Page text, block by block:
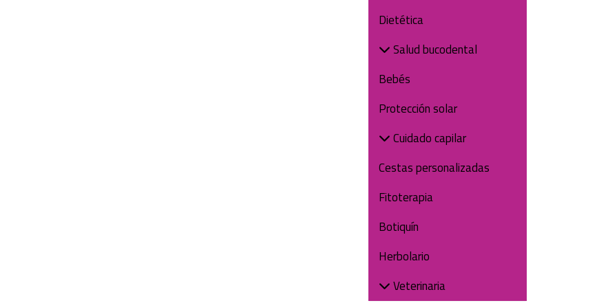
Dietética
Salud bucodental
Bebés
Protección solar
Cuidado capilar
Cestas personalizadas
Fitoterapia
Botiquín
Herbolario
Veterinaria